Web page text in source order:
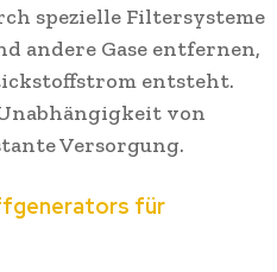
spezielle Filtersysteme
andere Gase entfernen,
entsteht.
von
Versorgung.
für